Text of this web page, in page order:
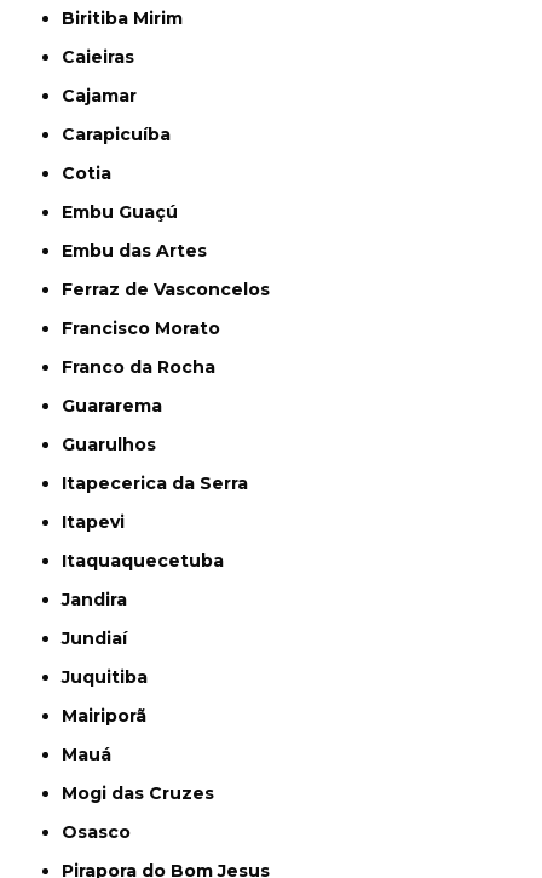
Biritiba Mirim
Caieiras
Cajamar
Carapicuíba
Cotia
Embu Guaçú
Embu das Artes
Ferraz de Vasconcelos
Francisco Morato
Franco da Rocha
Guararema
Guarulhos
Itapecerica da Serra
Itapevi
Itaquaquecetuba
Jandira
Jundiaí
Juquitiba
Mairiporã
Mauá
Mogi das Cruzes
Osasco
Pirapora do Bom Jesus